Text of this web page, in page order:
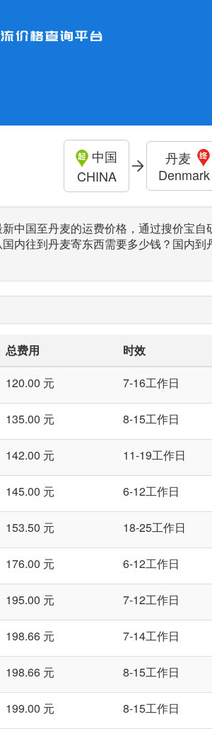
中国
CHINA
丹麦
Denmark
中国至丹麦的运费价格，通过搜价宝
内往到丹麦寄东西需要多少钱？国内
总费用 时效
120.00 元 7-16工作日
135.00 元 8-15工作日
142.00 元 11-19工作日
145.00 元 6-12工作日
153.50 元 18-25工作日
176.00 元 6-12工作日
195.00 元 7-12工作日
198.66 元 7-14工作日
198.66 元 8-15工作日
199.00 元 8-15工作日